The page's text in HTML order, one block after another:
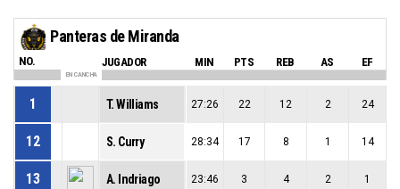
Panteras de Miranda
NO. JUGADOR MIN PTS REB AS EF
EN CANCHA
1 T. Williams 27:26 22 12 2 24
12 S. Curry 28:34 17 8 1 14
13 A. Indriago 23:46 3 4 2 1